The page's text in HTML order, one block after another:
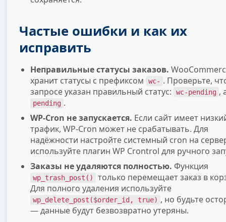
Частые ошибки и как их
исправить
Неправильные статусы заказов.
хранит статусы с префиксом
wc- . Проверьте,
запросе указан правильный статус:
wc-pending ,
pending .
WP-Cron не запускается. Если сайт имеет
трафик, WP-Cron может не срабатывать. Для
надёжности настройте системный cron на
используйте плагин WP Crontrol для ручного
Заказы не удаляются полностью. Функция
wp_trash_post()
только перемещает заказ в
Для полного удаления используйте
wp_delete_post($order_id, true) , но будьте
— данные будут безвозвратно утеряны.